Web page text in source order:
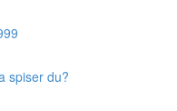
spiser du?